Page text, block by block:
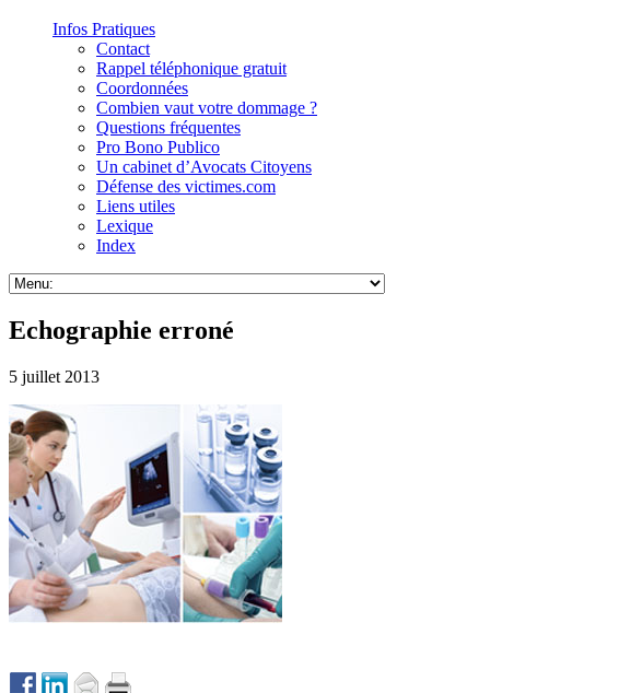
Infos Pratiques
Contact
Rappel téléphonique gratuit
Coordonnées
Combien vaut votre dommage ?
Questions fréquentes
Pro Bono Publico
Un cabinet d’Avocats Citoyens
Défense des victimes.com
Liens utiles
Lexique
Index
Echographie erroné
5 juillet 2013